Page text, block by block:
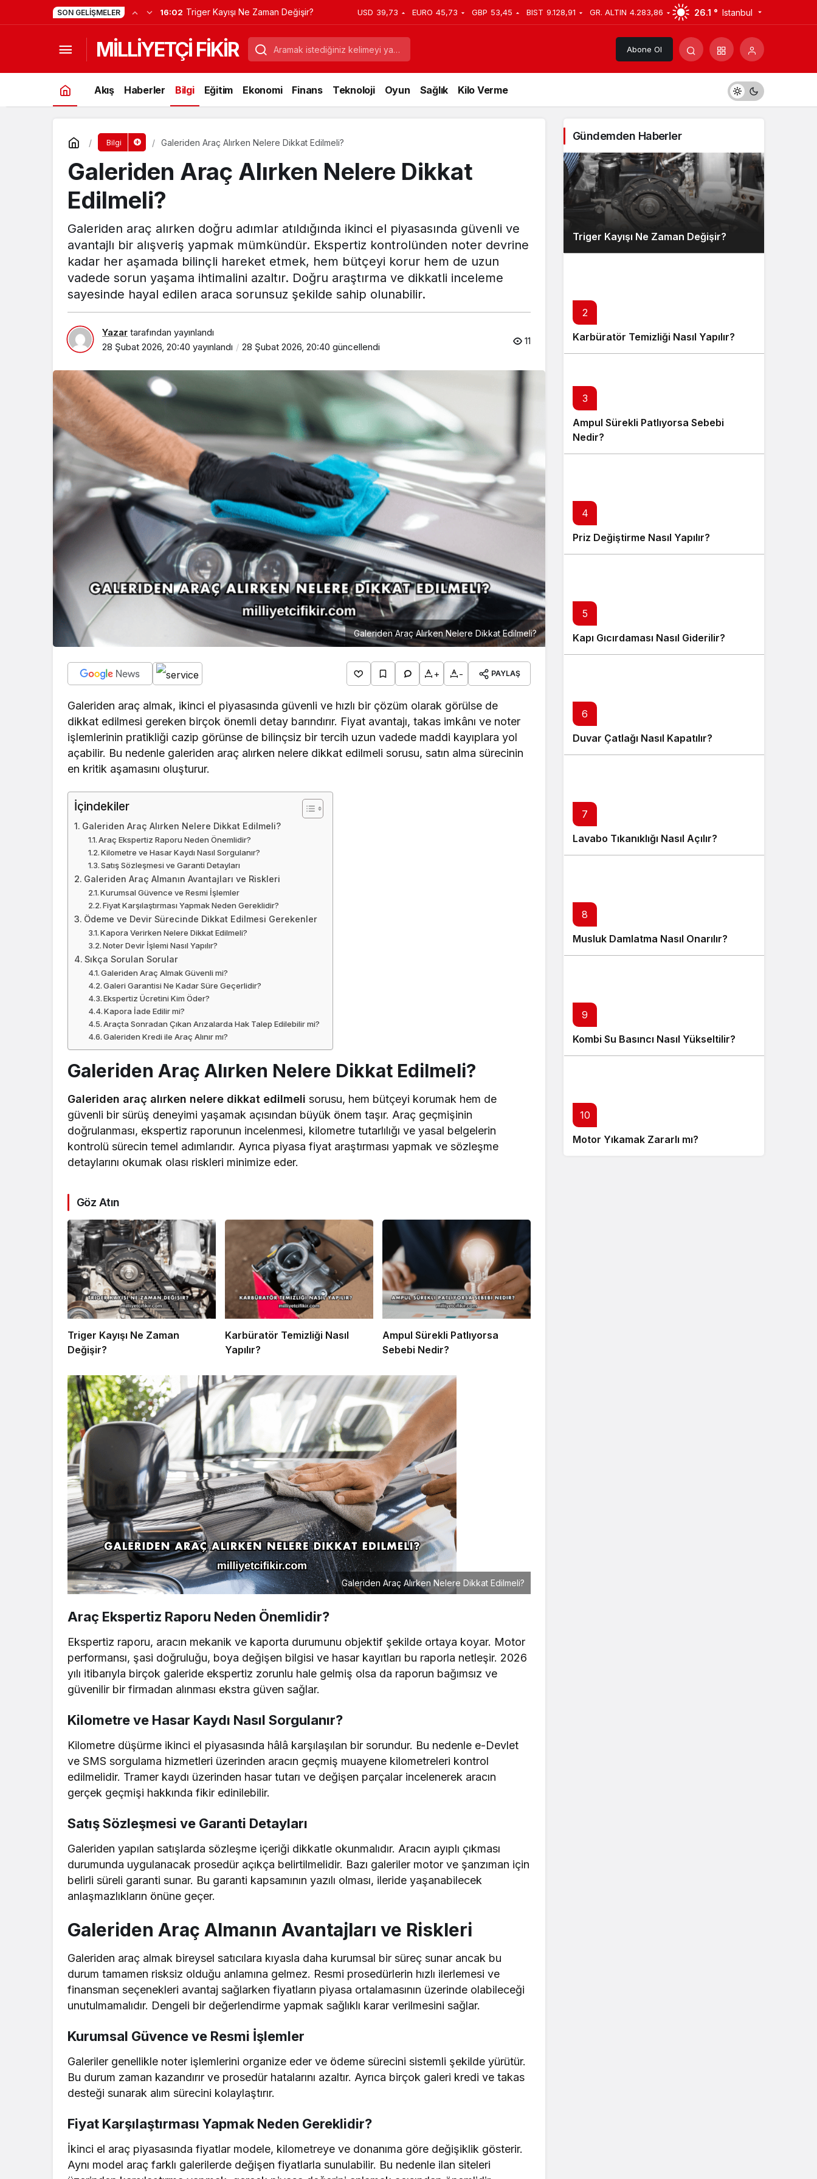
SON GELIŞMELER 16:01 Karbüratör Temizliği Nasıl Yapılır? USD 39,73 EURO 45,73 GBP 53,45 BIST 9.128,91 GR. ALTIN 4.283,86 26.1 ° Istanbul
MİLLİYETÇİ FİKİR Abone Ol
Akış Haberler Bilgi Eğitim Ekonomi Finans Teknoloji Oyun Sağlık Kilo Verme
Bilgi Galeriden Araç Alırken Nelere Dikkat Edilmeli?
Galeriden Araç Alırken Nelere Dikkat
Edilmeli?
Galeriden araç alırken doğru adımlar atıldığında ikinci el piyasasında güvenli ve
avantajlı bir alışveriş yapmak mümkündür. Ekspertiz kontrolünden noter devrine
kadar her aşamada bilinçli hareket etmek, hem bütçeyi korur hem de uzun
vadede sorun yaşama ihtimalini azaltır. Doğru araştırma ve dikkatli inceleme
sayesinde hayal edilen araca sorunsuz şekilde sahip olunabilir.
Yazar tarafından yayınlandı
28 Şubat 2026, 20:40 yayınlandı 28 Şubat 2026, 20:40 güncellendi 11
Galeriden Araç Alırken Nelere Dikkat Edilmeli?
+ - PAYLAŞ
Galeriden araç almak, ikinci el piyasasında güvenli ve hızlı bir çözüm olarak görülse de
dikkat edilmesi gereken birçok önemli detay barındırır. Fiyat avantajı, takas imkânı ve noter
işlemlerinin pratikliği cazip görünse de bilinçsiz bir tercih uzun vadede maddi kayıplara yol
açabilir. Bu nedenle galeriden araç alırken nelere dikkat edilmeli sorusu, satın alma sürecinin
en kritik aşamasını oluşturur.
İçindekiler
Galeriden Araç Alırken Nelere Dikkat Edilmeli?
Araç Ekspertiz Raporu Neden Önemlidir?
Kilometre ve Hasar Kaydı Nasıl Sorgulanır?
Satış Sözleşmesi ve Garanti Detayları
Galeriden Araç Almanın Avantajları ve Riskleri
Kurumsal Güvence ve Resmi İşlemler
Fiyat Karşılaştırması Yapmak Neden Gereklidir?
Ödeme ve Devir Sürecinde Dikkat Edilmesi Gerekenler
Kapora Verirken Nelere Dikkat Edilmeli?
Noter Devir İşlemi Nasıl Yapılır?
Sıkça Sorulan Sorular
Galeriden Araç Almak Güvenli mi?
Galeri Garantisi Ne Kadar Süre Geçerlidir?
Ekspertiz Ücretini Kim Öder?
Kapora İade Edilir mi?
Araçta Sonradan Çıkan Arızalarda Hak Talep Edilebilir mi?
Galeriden Kredi ile Araç Alınır mı?
Galeriden Araç Alırken Nelere Dikkat Edilmeli?
Galeriden araç alırken nelere dikkat edilmeli sorusu, hem bütçeyi korumak hem de
güvenli bir sürüş deneyimi yaşamak açısından büyük önem taşır. Araç geçmişinin
doğrulanması, ekspertiz raporunun incelenmesi, kilometre tutarlılığı ve yasal belgelerin
kontrolü sürecin temel adımlarıdır. Ayrıca piyasa fiyat araştırması yapmak ve sözleşme
detaylarını okumak olası riskleri minimize eder.
Göz Atın
Triger Kayışı Ne Zaman
Değişir?
Karbüratör Temizliği Nasıl
Yapılır?
Ampul Sürekli Patlıyorsa
Sebebi Nedir?
Galeriden Araç Alırken Nelere Dikkat Edilmeli?
Araç Ekspertiz Raporu Neden Önemlidir?
Ekspertiz raporu, aracın mekanik ve kaporta durumunu objektif şekilde ortaya koyar. Motor
performansı, şasi doğruluğu, boya değişen bilgisi ve hasar kayıtları bu raporla netleşir. 2026
yılı itibarıyla birçok galeride ekspertiz zorunlu hale gelmiş olsa da raporun bağımsız ve
güvenilir bir firmadan alınması ekstra güven sağlar.
Kilometre ve Hasar Kaydı Nasıl Sorgulanır?
Kilometre düşürme ikinci el piyasasında hâlâ karşılaşılan bir sorundur. Bu nedenle e-Devlet
ve SMS sorgulama hizmetleri üzerinden aracın geçmiş muayene kilometreleri kontrol
edilmelidir. Tramer kaydı üzerinden hasar tutarı ve değişen parçalar incelenerek aracın
gerçek geçmişi hakkında fikir edinilebilir.
Satış Sözleşmesi ve Garanti Detayları
Galeriden yapılan satışlarda sözleşme içeriği dikkatle okunmalıdır. Aracın ayıplı çıkması
durumunda uygulanacak prosedür açıkça belirtilmelidir. Bazı galeriler motor ve şanzıman için
belirli süreli garanti sunar. Bu garanti kapsamının yazılı olması, ileride yaşanabilecek
anlaşmazlıkların önüne geçer.
Galeriden Araç Almanın Avantajları ve Riskleri
Galeriden araç almak bireysel satıcılara kıyasla daha kurumsal bir süreç sunar ancak bu
durum tamamen risksiz olduğu anlamına gelmez. Resmi prosedürlerin hızlı ilerlemesi ve
finansman seçenekleri avantaj sağlarken fiyatların piyasa ortalamasının üzerinde olabileceği
unutulmamalıdır. Dengeli bir değerlendirme yapmak sağlıklı karar verilmesini sağlar.
Kurumsal Güvence ve Resmi İşlemler
Galeriler genellikle noter işlemlerini organize eder ve ödeme sürecini sistemli şekilde yürütür.
Bu durum zaman kazandırır ve prosedür hatalarını azaltır. Ayrıca birçok galeri kredi ve takas
desteği sunarak alım sürecini kolaylaştırır.
Fiyat Karşılaştırması Yapmak Neden Gereklidir?
İkinci el araç piyasasında fiyatlar modele, kilometreye ve donanıma göre değişiklik gösterir.
Aynı model araç farklı galerilerde değişen fiyatlarla sunulabilir. Bu nedenle ilan siteleri
Gündemden Haberler
Triger Kayışı Ne Zaman Değişir?
2
Karbüratör Temizliği Nasıl Yapılır?
3
Ampul Sürekli Patlıyorsa Sebebi
Nedir?
4
Priz Değiştirme Nasıl Yapılır?
5
Kapı Gıcırdaması Nasıl Giderilir?
6
Duvar Çatlağı Nasıl Kapatılır?
7
Lavabo Tıkanıklığı Nasıl Açılır?
8
Musluk Damlatma Nasıl Onarılır?
9
Kombi Su Basıncı Nasıl Yükseltilir?
10
Motor Yıkamak Zararlı mı?